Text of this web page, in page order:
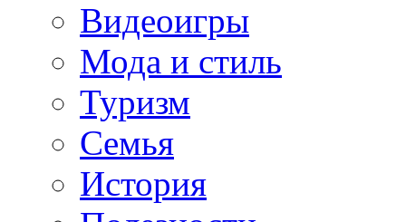
Видеоигры
Мода и стиль
Туризм
Семья
История